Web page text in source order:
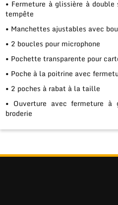
• Fermeture à glissière à
tempête
• Manchettes ajustables avec
• 2 boucles pour microphone
• Pochette transparente pour
• Poche à la poitrine avec
• 2 poches à rabat à la taille
• Ouverture avec fermeture à
broderie